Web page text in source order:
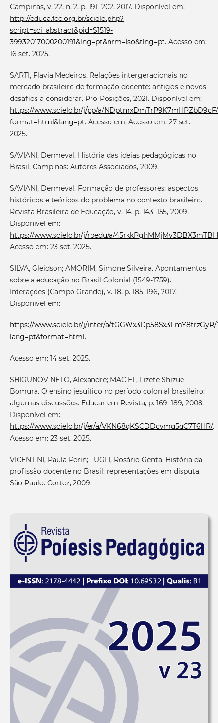
Campinas, v. 22, n. 2, p. 191–202, 2017. Disponível em:
http://educa.fcc.org.br/scielo.php?
script=sci_abstract&pid=S1519-
39932017000200191&lng=pt&nrm=iso&tlng=pt. Acesso em:
16 set. 2025.
SARTI, Flavia Medeiros. Relações intergeracionais no
mercado brasileiro de formação docente: antigos e novos
desafios a considerar. Pro-Posições, 2021. Disponível em:
https://www.scielo.br/j/pp/a/
format=html&lang=pt. Acesso em: Acesso em: 27 set.
2025.
SAVIANI, Dermeval. História das ideias pedagógicas no
Brasil. Campinas: Autores Associados, 2009.
SAVIANI, Dermeval. Formação de professores: aspectos
históricos e teóricos do problema no contexto brasileiro.
Revista Brasileira de Educação, v. 14, p. 143–155, 2009.
Disponível em:
https://www.scielo.br/j/rbedu/a/
Acesso em: 23 set. 2025.
SILVA, Gleidson; AMORIM, Simone Silveira. Apontamentos
sobre a educação no Brasil Colonial (1549-1759).
Interações (Campo Grande), v. 18, p. 185–196, 2017.
Disponível em:
https://www.scielo.br/j/inter/a/tGGWx3Dp58Sx3FmY8trzGyR/
lang=pt&format=html.
Acesso em: 14 set. 2025.
SHIGUNOV NETO, Alexandre; MACIEL, Lizete Shizue
Bomura. O ensino jesuítico no período colonial brasileiro:
algumas discussões. Educar em Revista, p. 169–189, 2008.
Disponível em:
https://www.scielo.br/j/er/a/VKN68qKSCDDcvmq5qC7T6HR/.
Acesso em: 23 set. 2025.
VICENTINI, Paula Perin; LUGLI, Rosário Genta. História da
profissão docente no Brasil: representações em disputa.
São Paulo: Cortez, 2009.